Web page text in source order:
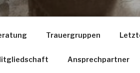
Trauergruppen
Ansprechpartner